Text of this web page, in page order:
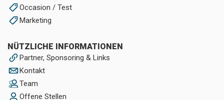
Occasion / Test
Marketing
NÜTZLICHE INFORMATIONEN
Partner, Sponsoring & Links
Kontakt
Team
Offene Stellen